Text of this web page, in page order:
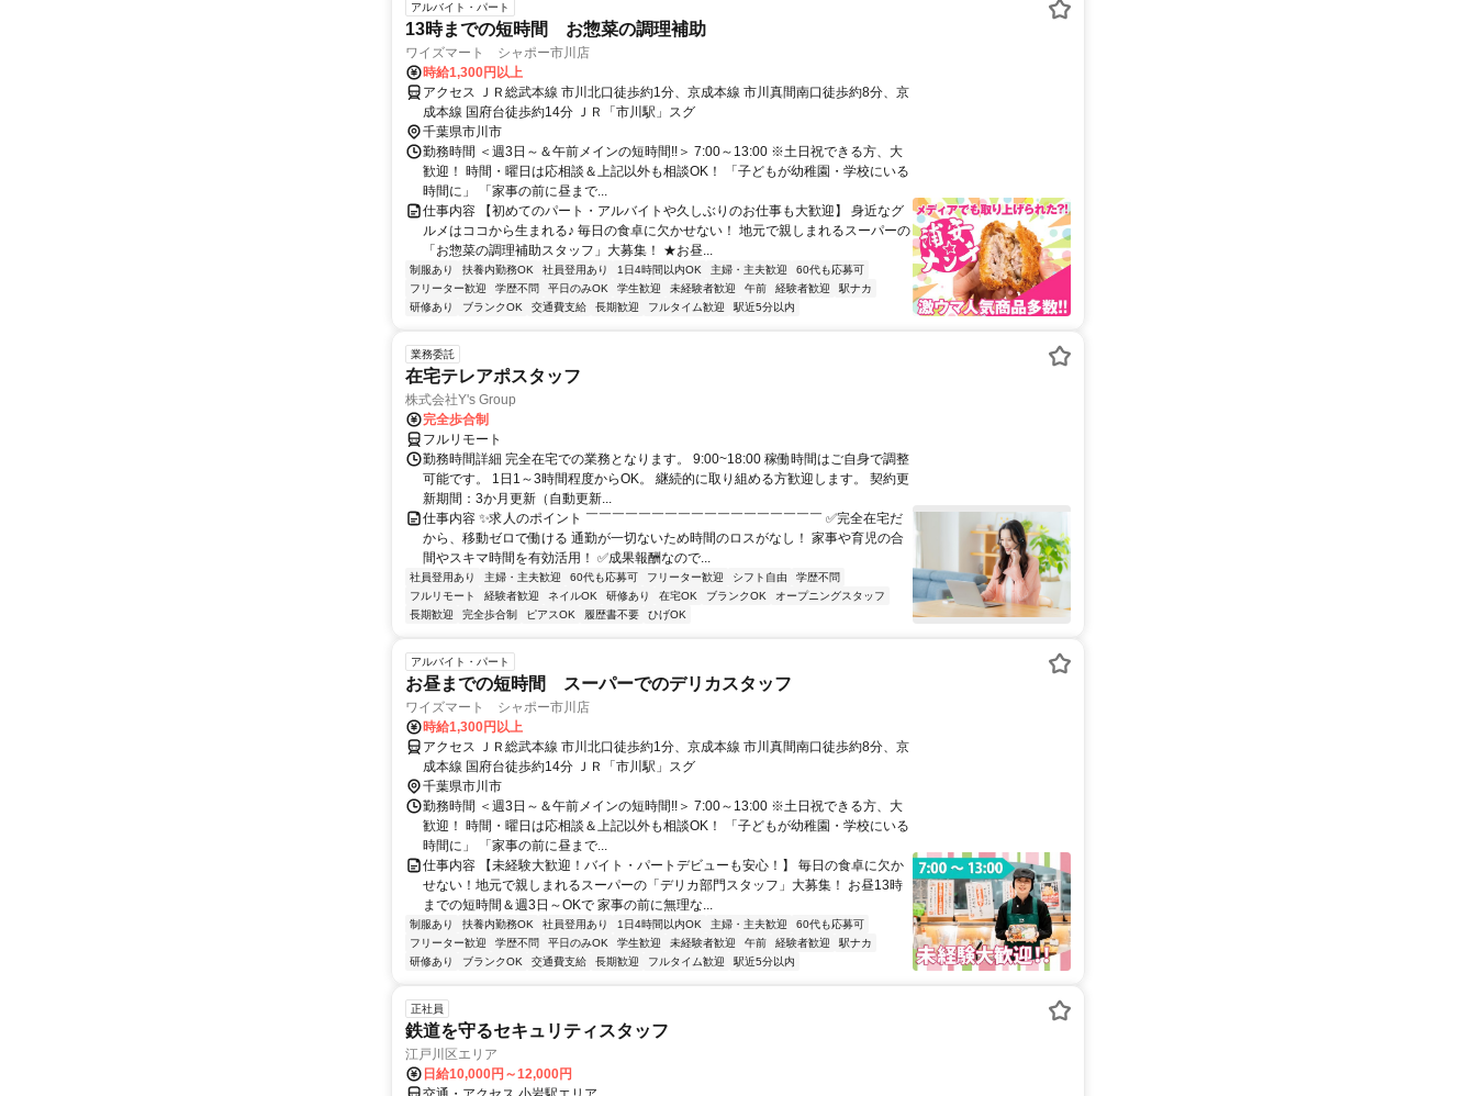
アルバイト・パート
13時までの短時間 お惣菜の調理補助
ワイズマート シャポー市川店
時給1,300円以上
アクセス ＪＲ総武本線 市川北口徒歩約1分、京成本線 市川真間南口徒歩約8分、京
成本線 国府台徒歩約14分 ＪＲ「市川駅」スグ
千葉県市川市
勤務時間 ＜週3日～＆午前メインの短時間!!＞ 7:00～13:00 ※土日祝できる方、大
歓迎！ 時間・曜日は応相談＆上記以外も相談OK！ 「子どもが幼稚園・学校にいる
時間に」 「家事の前に昼まで...
仕事内容 【初めてのパート・アルバイトや久しぶりのお仕事も大歓迎】 身近なグ
ルメはココから生まれる♪ 毎日の食卓に欠かせない！ 地元で親しまれるスーパーの
「お惣菜の調理補助スタッフ」大募集！ ★お昼...
制服あり 扶養内勤務OK 社員登用あり 1日4時間以内OK 主婦・主夫歓迎
60代も応募可
フリーター歓迎
学歴不問 平日のみOK 学生歓迎 未経験者歓迎 午前 経験者歓迎
駅ナカ
研修あり
ブランクOK 交通費支給 長期歓迎 フルタイム歓迎 駅近5分以内
業務委託
在宅テレアポスタッフ
株式会社Y's Group
完全歩合制
フルリモート
勤務時間詳細 完全在宅での業務となります。 9:00~18:00 稼働時間はご自身で調整
可能です。 1日1～3時間程度からOK。 継続的に取り組める方歓迎します。 契約更
新期間：3か月更新（自動更新...
仕事内容 ✨求人のポイント ￣￣￣￣￣￣￣￣￣￣￣￣￣￣￣￣￣￣ ✅完全在宅だ
から、移動ゼロで働ける 通勤が一切ないため時間のロスがなし！ 家事や育児の合
間やスキマ時間を有効活用！ ✅成果報酬なので...
社員登用あり 主婦・主夫歓迎 60代も応募可 フリーター歓迎 シフト自由
学歴不問
フルリモート
経験者歓迎 ネイルOK 研修あり 在宅OK ブランクOK
オープニングスタッフ
長期歓迎
完全歩合制 ピアスOK 履歴書不要 ひげOK
アルバイト・パート
お昼までの短時間 スーパーでのデリカスタッフ
ワイズマート シャポー市川店
時給1,300円以上
アクセス ＪＲ総武本線 市川北口徒歩約1分、京成本線 市川真間南口徒歩約8分、京
成本線 国府台徒歩約14分 ＪＲ「市川駅」スグ
千葉県市川市
勤務時間 ＜週3日～＆午前メインの短時間!!＞ 7:00～13:00 ※土日祝できる方、大
歓迎！ 時間・曜日は応相談＆上記以外も相談OK！ 「子どもが幼稚園・学校にいる
時間に」 「家事の前に昼まで...
仕事内容 【未経験大歓迎！バイト・パートデビューも安心！】 毎日の食卓に欠か
せない！地元で親しまれるスーパーの「デリカ部門スタッフ」大募集！ お昼13時
までの短時間＆週3日～OKで 家事の前に無理な...
制服あり 扶養内勤務OK 社員登用あり 1日4時間以内OK 主婦・主夫歓迎
60代も応募可
フリーター歓迎
学歴不問 平日のみOK 学生歓迎 未経験者歓迎 午前 経験者歓迎
駅ナカ
研修あり
ブランクOK 交通費支給 長期歓迎 フルタイム歓迎 駅近5分以内
正社員
鉄道を守るセキュリティスタッフ
江戸川区エリア
日給10,000円～12,000円